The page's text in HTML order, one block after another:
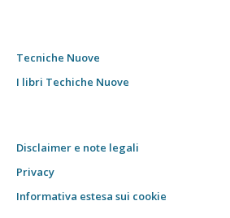
Tecniche Nuove
I libri Techiche Nuove
Disclaimer e note legali
Privacy
Informativa estesa sui cookie